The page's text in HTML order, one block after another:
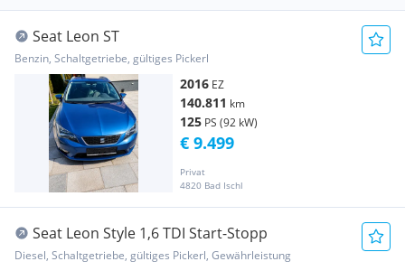
Seat Leon ST
Benzin, Schaltgetriebe, gültiges Pickerl
2016 EZ
140.811 km
125 PS (92 kW)
Privat
4820 Bad Ischl
€ 9.499
Seat Leon Style 1,6 TDI Start-Stopp
Diesel, Schaltgetriebe, gültiges Pickerl, Gewährleistung